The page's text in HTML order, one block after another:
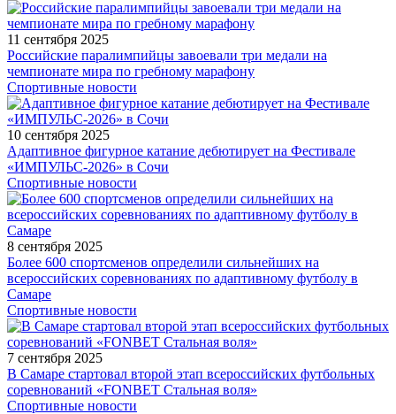
11 сентября 2025
Российские паралимпийцы завоевали три медали на
чемпионате мира по гребному марафону
Спортивные новости
10 сентября 2025
Адаптивное фигурное катание дебютирует на Фестивале
«ИМПУЛЬС-2026» в Сочи
Спортивные новости
8 сентября 2025
Более 600 спортсменов определили сильнейших на
всероссийских соревнованиях по адаптивному футболу в
Самаре
Спортивные новости
7 сентября 2025
В Самаре стартовал второй этап всероссийских футбольных
соревнований «FONBET Стальная воля»
Спортивные новости